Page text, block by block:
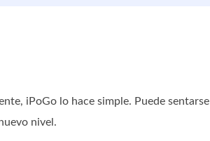
iPoGo lo hace simple. Puede sentarse
nivel.